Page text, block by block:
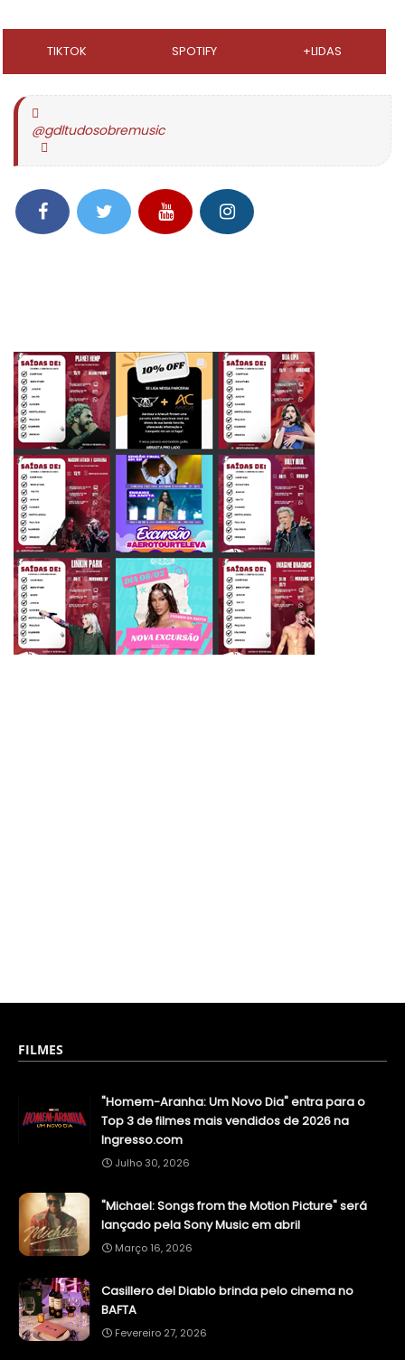
TIKTOK SPOTIFY +LIDAS
@gdltudosobremusic
FILMES
"Homem-Aranha: Um Novo Dia" entra para o
Top 3 de filmes mais vendidos de 2026 na
Ingresso.com
Julho 30, 2026
"Michael: Songs from the Motion Picture" será
lançado pela Sony Music em abril
Março 16, 2026
Casillero del Diablo brinda pelo cinema no
BAFTA
Fevereiro 27, 2026